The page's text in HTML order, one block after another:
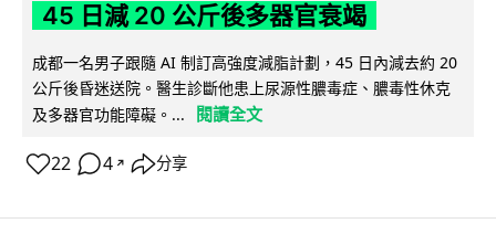
45 日減 20 公斤後多器官衰竭
成都一名男子跟隨 AI 制訂高強度減脂計劃，45 日內減去約 20
公斤後昏迷送院。醫生診斷他患上尿源性膿毒症、膿毒性休克
及多器官功能障礙。...
閱讀全文
22 4 ↗ 分享